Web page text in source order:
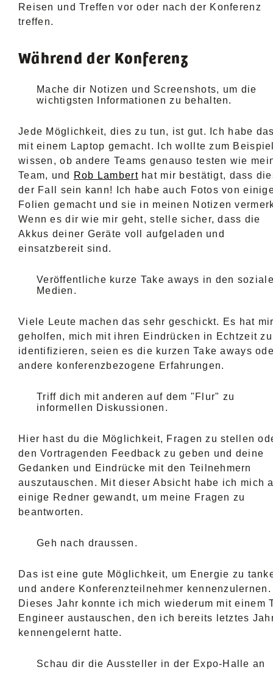
Reisen und Treffen vor oder nach der Konferenz
treffen.
Während der Konferenz
Mache dir Notizen und Screenshots, um die
wichtigsten Informationen zu behalten.
Jede Möglichkeit, dies zu tun, ist gut. Ich habe
mit einem Laptop gemacht. Ich wollte zum
wissen, ob andere Teams genauso testen wie
Team, und
Rob Lamberthat mir bestätigt, dass
der Fall sein kann! Ich habe auch Fotos von
Folien gemacht und sie in meinen Notizen
Wenn es dir wie mir geht, stelle sicher, dass die
Akkus deiner Geräte voll aufgeladen und
einsatzbereit sind.
Veröffentliche kurze Take aways in den
Medien.
Viele Leute machen das sehr geschickt. Es hat
geholfen, mich mit ihren Eindrücken in Echtzeit zu
identifizieren, seien es die kurzen Take aways
andere konferenzbezogene Erfahrungen.
Triff dich mit anderen auf dem "Flur" zu
informellen Diskussionen.
Hier hast du die Möglichkeit, Fragen zu stellen
den Vortragenden Feedback zu geben und deine
Gedanken und Eindrücke mit den Teilnehmern
auszutauschen. Mit dieser Absicht habe ich mich
einige Redner gewandt, um meine Fragen zu
beantworten.
Geh nach draussen.
Das ist eine gute Möglichkeit, um Energie zu
und andere Konferenzteilnehmer kennenzulernen.
Dieses Jahr konnte ich mich wiederum mit einem
Engineer austauschen, den ich bereits letztes
kennengelernt hatte.
Schau dir die Aussteller in der Expo-Halle an